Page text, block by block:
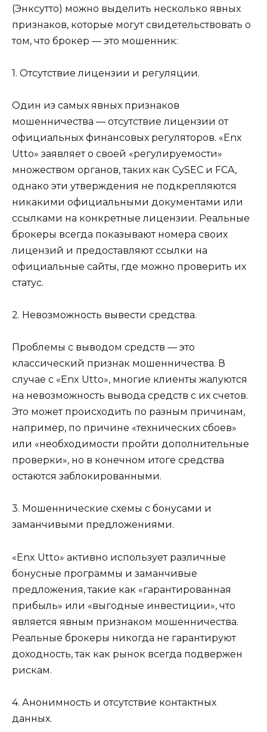
(Энксутто) можно выделить несколько явных
признаков, которые могут свидетельствовать о
том, что брокер — это мошенник:
1. Отсутствие лицензии и регуляции.
Один из самых явных признаков
мошенничества — отсутствие лицензии от
официальных финансовых регуляторов. «Enx
Utto» заявляет о своей «регулируемости»
множеством органов, таких как CySEC и FCA,
однако эти утверждения не подкрепляются
никакими официальными документами или
ссылками на конкретные лицензии. Реальные
брокеры всегда показывают номера своих
лицензий и предоставляют ссылки на
официальные сайты, где можно проверить их
статус.
2. Невозможность вывести средства.
Проблемы с выводом средств — это
классический признак мошенничества. В
случае с «Enx Utto», многие клиенты жалуются
на невозможность вывода средств с их счетов.
Это может происходить по разным причинам,
например, по причине «технических сбоев»
или «необходимости пройти дополнительные
проверки», но в конечном итоге средства
остаются заблокированными.
3. Мошеннические схемы с бонусами и
заманчивыми предложениями.
«Enx Utto» активно использует различные
бонусные программы и заманчивые
предложения, такие как «гарантированная
прибыль» или «выгодные инвестиции», что
является явным признаком мошенничества.
Реальные брокеры никогда не гарантируют
доходность, так как рынок всегда подвержен
рискам.
4. Анонимность и отсутствие контактных
данных.